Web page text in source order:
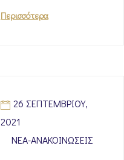
Περισσότερα
26 ΣΕΠΤΕΜΒΡΊΟΥ,
2021
ΝΈΑ-ΑΝΑΚΟΙΝΏΣΕΙΣ